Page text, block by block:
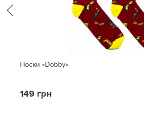
Носки «Dobby»
149 грн